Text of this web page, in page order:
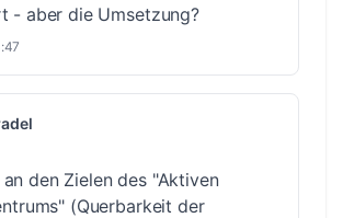
- aber die Umsetzung?
an den Zielen des "Aktiven
(Querbarkeit der